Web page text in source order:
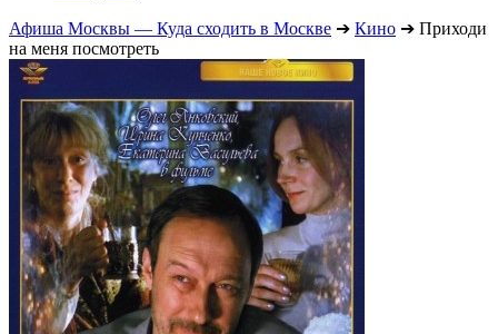
Афиша Москвы — Куда сходить в Москве ➔ Кино ➔ Приходи
на меня посмотреть